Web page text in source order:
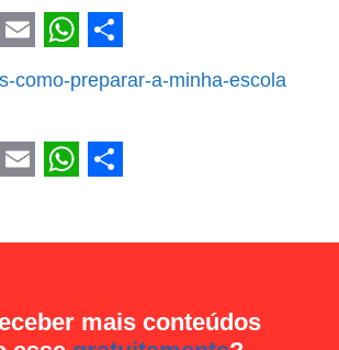
EmailWhatsApp
Share
como-preparar-a-minha-escola
mais conteúdos